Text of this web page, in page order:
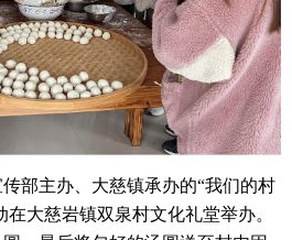
部主办、大慈镇承办的“我们的村
在大慈岩镇双泉村文化礼堂举办。